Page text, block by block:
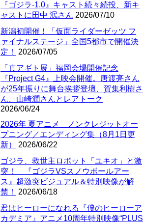
『ゴジラ-1.0』キャスト続々続投、新キ
ャストに田中 泯さん 2026/07/10
新潟初開催！「仮面ライダーゼッツ フ
ァイナルステージ」全国5都市で開催決
定！
2026/07/05
「真アギト展」福岡会場開催記念
『Project G4』上映会開催。唐渡亮さん
が25年振りに舞台挨拶登壇、賀集利樹さ
ん、山崎潤さんとレアトーク
2026/06/24
2026年 夏アニメ ノンクレジットオー
プニング／エンディング集（8月1日更
新）
2026/06/22
ゴジラ、救世主ロボット「ユキオ」と激
突！ 『ゴジラVSスノウボールアー
ス』超激突ビジュアル＆特別映像が解
禁！
2026/06/18
君はヒーローになれる『僕のヒーローア
カデミア』アニメ10周年特別映像“PLUS